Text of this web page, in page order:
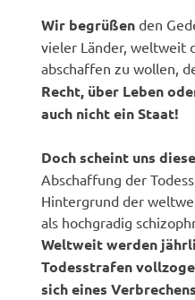
Wir begrüßen den
vieler Länder, weltweit
abschaffen zu wollen,
Recht, über Leben
auch nicht ein Staat!
Doch scheint uns
Abschaffung der
Hintergrund der
als hochgradig
Weltweit werden
Todesstrafen
sich eines